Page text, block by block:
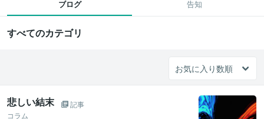
ブログ 告知
すべてのカテゴリ
悲しい結末
記事
コラム